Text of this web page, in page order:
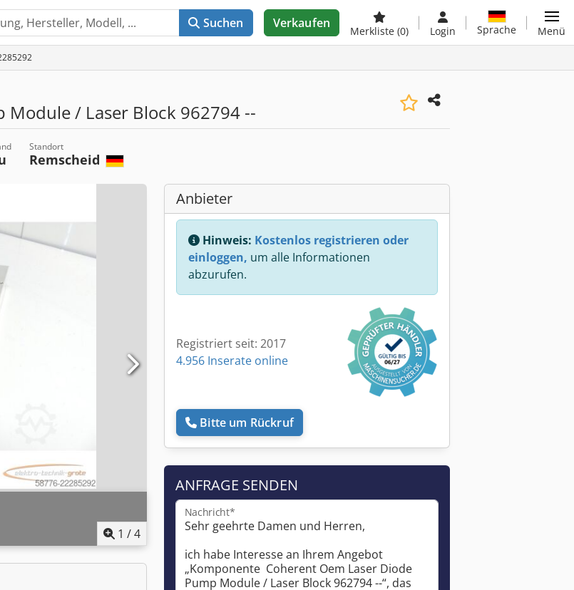
Suchen Verkaufen
Merkliste (0) Login Sprache Menü
Module / Laser Block 962794 --
Standort
Remscheid
1 /4
Anbieter
Hinweis: Kostenlos registrieren oder
einloggen, um alle Informationen
abzurufen.
Registriert seit: 2017
4.956 Inserate online
Bitte um Rückruf
ANFRAGE SENDEN
Nachricht*